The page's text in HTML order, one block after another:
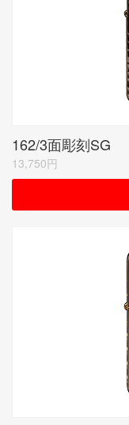
162/3面彫刻SG
13,750円